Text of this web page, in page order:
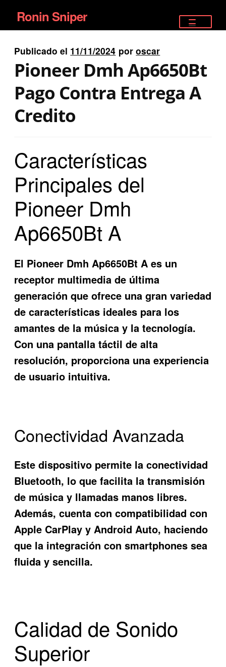
Ir
a
la
navegación
Ir
al
contenido
Ronin Sniper
EQUIPAMIENTO ÉLITE
RIFLES DEPORTIVOS
Publicado el 11/11/2024 poroscar
Pioneer Dmh Ap6650Bt
Pago Contra Entrega A
Credito
Características
Principales del
Pioneer Dmh
Ap6650Bt A
El Pioneer Dmh Ap6650Bt A es un
receptor multimedia de última
generación que ofrece una gran variedad
de características ideales para los
amantes de la música y la tecnología.
Con una pantalla táctil de alta
resolución, proporciona una experiencia
de usuario intuitiva.
Conectividad Avanzada
Este dispositivo permite la conectividad
Bluetooth, lo que facilita la transmisión
de música y llamadas manos libres.
Además, cuenta con compatibilidad con
Apple CarPlay y Android Auto, haciendo
que la integración con smartphones sea
fluida y sencilla.
Calidad de Sonido
Superior